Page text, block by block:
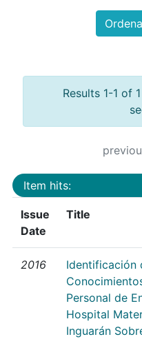
Results 1-1 of
Item hits:
Issue
Date
Title
2016
Identificación
Personal de
Hospital
Inguarán